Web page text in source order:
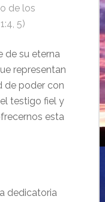
de los
5)
de su eterna
representan
de poder con
testigo fiel y
esta
dedicatoria